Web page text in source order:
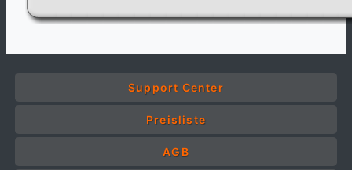
Support Center
Preisliste
AGB